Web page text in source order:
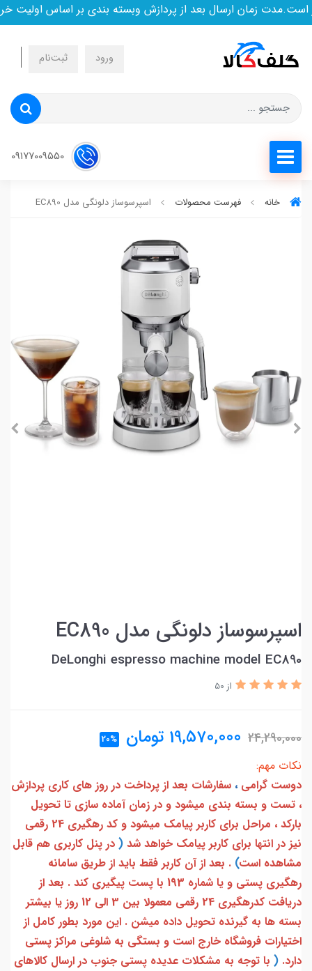
زمان ارسال بعد از پردازش وبسته بندی بر اساس اولیت خرید
ورود ثبت‌نام
خانه فهرست محصولات اسپرسوساز دلونگی مدل EC890
اسپرسوساز دلونگی مدل EC890
DeLonghi espresso machine model EC890
از 50
24,290,000
19,570,000 تومان 20%
نکات مهم:
دوست گرامی ، سفارشات بعد از پرداخت در روز های کاری پردازش
، تست و بسته بندی میشود و در زمان آماده سازی تا تحویل
بارکد ، مراحل برای کاربر پیامک میشود و کد رهگیری 24 رقمی
نیز در انتها برای کاربر پیامک خواهد شد ( در پنل کاربری هم قابل
مشاهده است) . بعد از آن کاربر فقط باید از طریق سامانه
رهگیری پستی و یا شماره 193 با پست پیگیری کند . بعد از
دریافت کدرهگیری 24 رقمی معمولا بین 3 الی 12 روز یا بیشتر
بسته ها به گیرنده تحویل داده میشن . این مورد بطور کامل از
اختیارات فروشگاه خارج است و بستگی به شلوغی مراکز پستی
دارد. ( با توجه به مشکلات عدیده پستی جنوب در ارسال کالاهای